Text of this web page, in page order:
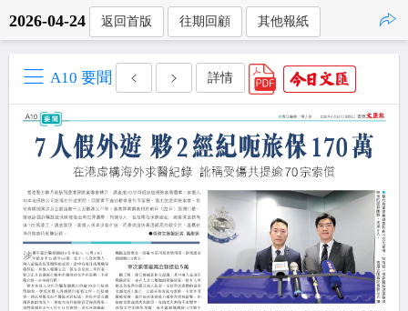
2026-04-24 返回首版 往期回顧 其他報紙
A10 要聞 詳情